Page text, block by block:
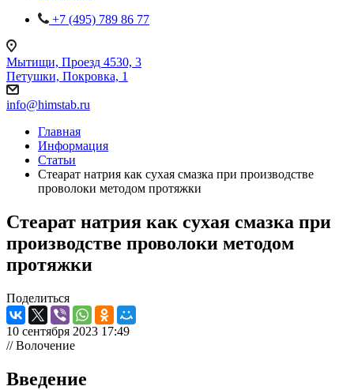
+7 (495) 789 86 77
Мытищи, Проезд 4530, 3
Петушки, Покровка, 1
info@himstab.ru
Главная
Информация
Статьи
Стеарат натрия как сухая смазка при производстве
проволоки методом протяжки
Стеарат натрия как сухая смазка при
производстве проволоки методом
протяжки
Поделиться
10 сентября 2023 17:49
// Волочение
Введение